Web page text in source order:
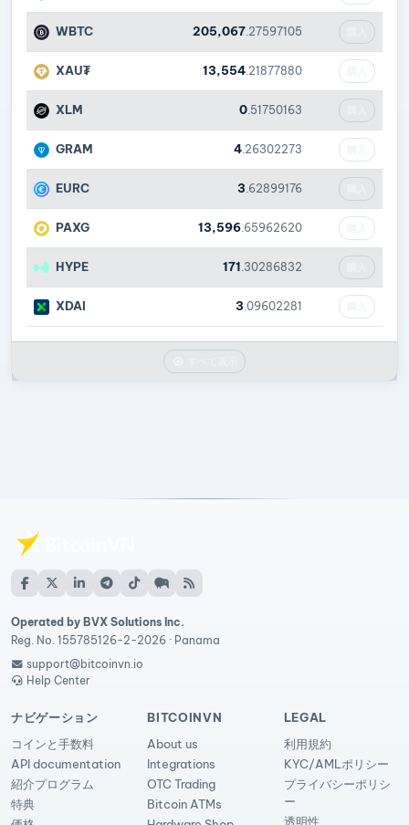
WBTC 205,067 .27597105
XAU₮ 13,554 .21877880
XLM 0 .51750163
GRAM 4 .26302273
EURC 3 .62899176
PAXG 13,596 .65962620
HYPE 171 .30286832
XDAI 3 .09602281
Operated by BVX Solutions Inc.
Reg. No. 155785126-2-2026 · Panama
support@bitcoinvn.io
Help Center
ナビゲーション
コインと手数料
API documentation
紹介プログラム
特典
BITCOINVN
About us
Integrations
OTC Trading
Bitcoin ATMs
LEGAL
利用規約
KYC/AMLポリシー
プライバシーポリシ
ー
透明性